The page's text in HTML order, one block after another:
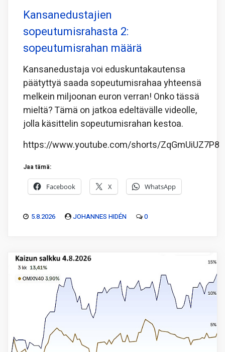
Kansanedustajien
sopeutumisrahasta 2:
sopeutumisrahan määrä
Kansanedustaja voi eduskuntakautensa
päätyttyä saada sopeutumisrahaa yhteensä
melkein miljoonan euron verran! Onko tässä
mieltä? Tämä on jatkoa edeltävälle videolle,
jolla käsittelin sopeutumisrahan kestoa.
https://www.youtube.com/shorts/ZqGmUiUZ7P8
Jaa tämä:
Facebook X WhatsApp
5.8.2026 JOHANNES HIDÉN 0